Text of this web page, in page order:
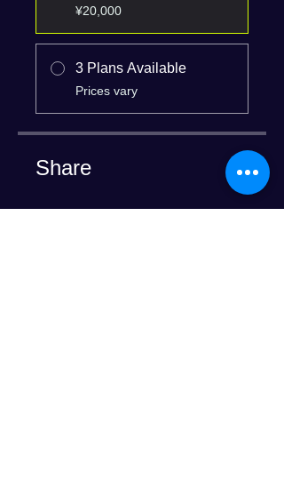
¥20,000
3 Plans Available
Prices vary
Share